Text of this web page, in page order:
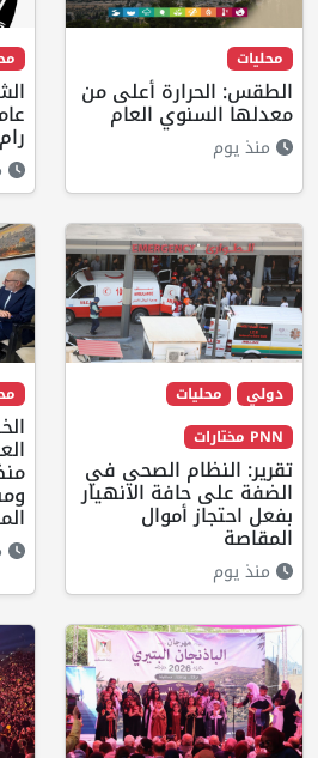
محليات
الطقس: الحرارة أعلى من
معدلها السنوي العام
منذ يوم
دولي
محليات
PNN مختارات
تقرير: النظام الصحي في
الضفة على حافة الانهيار
بفعل احتجاز أموال
المقاصة
منذ يوم